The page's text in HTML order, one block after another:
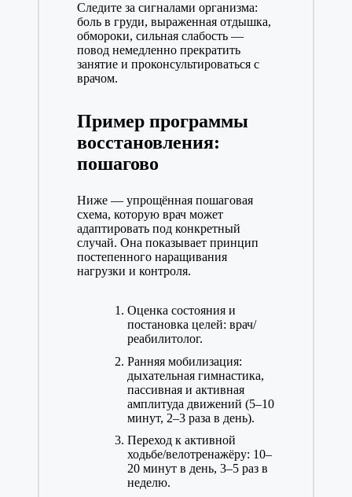
Следите за сигналами организма:
боль в груди, выраженная отдышка,
обмороки, сильная слабость —
повод немедленно прекратить
занятие и проконсультироваться с
врачом.
Пример программы
восстановления:
пошагово
Ниже — упрощённая пошаговая
схема, которую врач может
адаптировать под конкретный
случай. Она показывает принцип
постепенного наращивания
нагрузки и контроля.
Оценка состояния и
постановка целей: врач/
реабилитолог.
Ранняя мобилизация:
дыхательная гимнастика,
пассивная и активная
амплитуда движений (5–10
минут, 2–3 раза в день).
Переход к активной
ходьбе/велотренажёру: 10–
20 минут в день, 3–5 раз в
неделю.